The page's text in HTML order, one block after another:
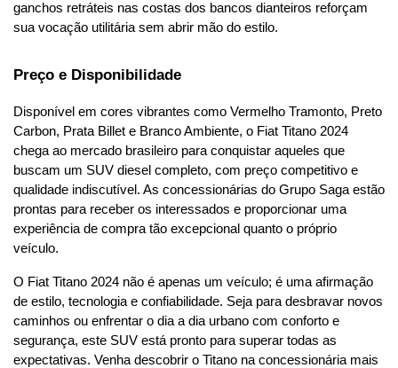
ganchos retráteis nas costas dos bancos dianteiros reforçam
sua vocação utilitária sem abrir mão do estilo.
Preço e Disponibilidade
Disponível em cores vibrantes como Vermelho Tramonto, Preto
Carbon, Prata Billet e Branco Ambiente, o Fiat Titano 2024
chega ao mercado brasileiro para conquistar aqueles que
buscam um SUV diesel completo, com preço competitivo e
qualidade indiscutível. As concessionárias do Grupo Saga estão
prontas para receber os interessados e proporcionar uma
experiência de compra tão excepcional quanto o próprio
veículo.
O Fiat Titano 2024 não é apenas um veículo; é uma afirmação
de estilo, tecnologia e confiabilidade. Seja para desbravar novos
caminhos ou enfrentar o dia a dia urbano com conforto e
segurança, este SUV está pronto para superar todas as
expectativas. Venha descobrir o Titano na concessionária mais